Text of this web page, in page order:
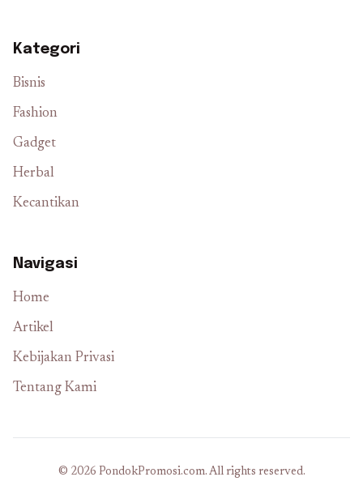
Kategori
Bisnis
Fashion
Gadget
Herbal
Kecantikan
Navigasi
Home
Artikel
Kebijakan Privasi
Tentang Kami
© 2026 PondokPromosi.com. All rights reserved.